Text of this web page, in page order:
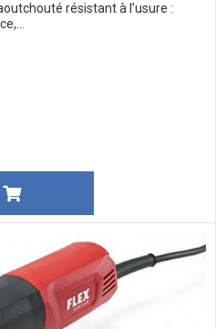
résistant à l’usure :